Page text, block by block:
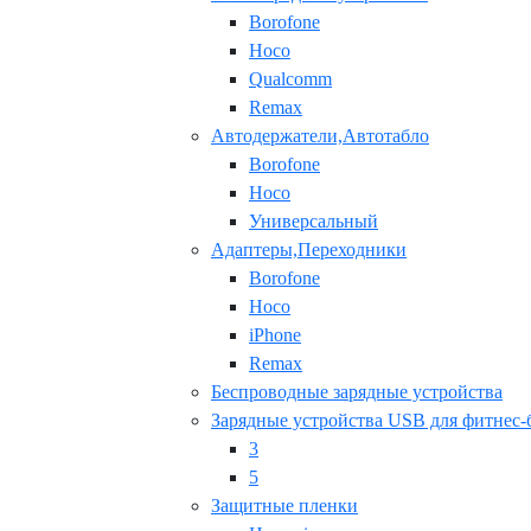
Borofone
Hoco
Qualcomm
Remax
Автодержатели,Автотабло
Borofone
Hoco
Универсальный
Адаптеры,Переходники
Borofone
Hoco
iPhone
Remax
Беспроводные зарядные устройства
Зарядные устройства USB для фитнес-
3
5
Защитные пленки